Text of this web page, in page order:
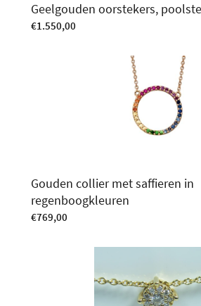
Geelgouden oorstekers,
€1.550,00
Gouden collier met saffieren in
regenboogkleuren
€769,00